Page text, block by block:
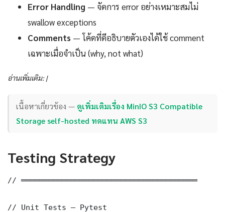
Error Handling — จัดการ error อย่างเหมาะสมไม่
swallow exceptions
Comments — โค้ดที่ดีอธิบายตัวเองได้ใช้ comment
เฉพาะเมื่อจำเป็น (why, not what)
อ่านเพิ่มเติม: |
เนื้อหาเกี่ยวข้อง — ดูเพิ่มเติมเรื่อง MinIO S3 Compatible
Storage self-hosted ทดแทน AWS S3
Testing Strategy
// ═══════════════════════════════════════
// Unit Tests — Pytest